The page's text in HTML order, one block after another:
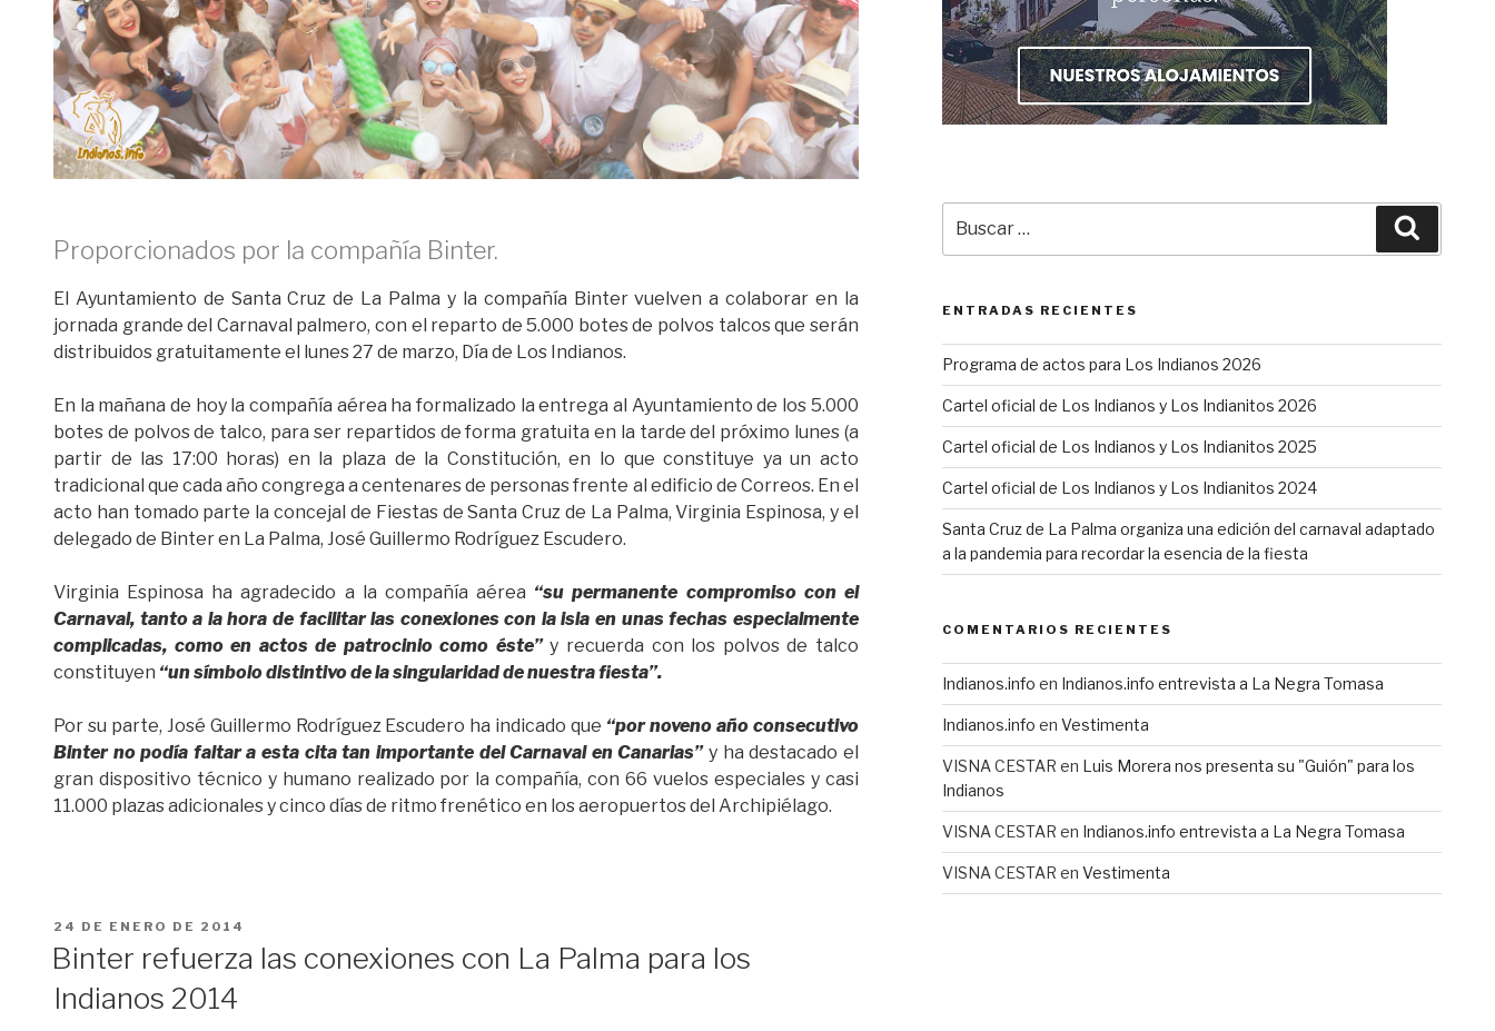
Proporcionados por la compañía Binter.
El Ayuntamiento de Santa Cruz de La Palma y la compañía Binter vuelven a colaborar en la
jornada grande del Carnaval palmero, con el reparto de 5.000 botes de polvos talcos que serán
distribuidos gratuitamente el lunes 27 de marzo, Día de Los Indianos.
En la mañana de hoy la compañía aérea ha formalizado la entrega al Ayuntamiento de los 5.000
botes de polvos de talco, para ser repartidos de forma gratuita en la tarde del próximo lunes (a
partir de las 17:00 horas) en la plaza de la Constitución, en lo que constituye ya un acto
tradicional que cada año congrega a centenares de personas frente al edificio de Correos. En el
acto han tomado parte la concejal de Fiestas de Santa Cruz de La Palma, Virginia Espinosa, y el
delegado de Binter en La Palma, José Guillermo Rodríguez Escudero.
Virginia Espinosa ha agradecido a la compañía aérea “su permanente compromiso con el
Carnaval, tanto a la hora de facilitar las conexiones con la isla en unas fechas especialmente
complicadas, como en actos de patrocinio como éste”y recuerda con los polvos de talco
constituyen “un símbolo distintivo de la singularidad de nuestra fiesta”.
Por su parte, José Guillermo Rodríguez Escudero ha indicado que “por noveno año consecutivo
Binter no podía faltar a esta cita tan importante del Carnaval en Canarias”y ha destacado el
gran dispositivo técnico y humano realizado por la compañía, con 66 vuelos especiales y casi
11.000 plazas adicionales y cinco días de ritmo frenético en los aeropuertos del Archipiélago.
PUBLICADO
24 DE ENERO DE 2014
Binter refuerza las conexiones con La Palma para los
Indianos 2014
por:
ENTRADAS RECIENTES
Programa de actos para Los Indianos 2026
Cartel oficial de Los Indianos y Los Indianitos 2026
Cartel oficial de Los Indianos y Los Indianitos 2025
Cartel oficial de Los Indianos y Los Indianitos 2024
Santa Cruz de La Palma organiza una edición del carnaval adaptado
a la pandemia para recordar la esencia de la fiesta
COMENTARIOS RECIENTES
Indianos.info en Indianos.info entrevista a La Negra Tomasa
Indianos.info en Vestimenta
VISNA CESTAR en Luis Morera nos presenta su "Guión" para los
Indianos
VISNA CESTAR en Indianos.info entrevista a La Negra Tomasa
VISNA CESTAR en Vestimenta